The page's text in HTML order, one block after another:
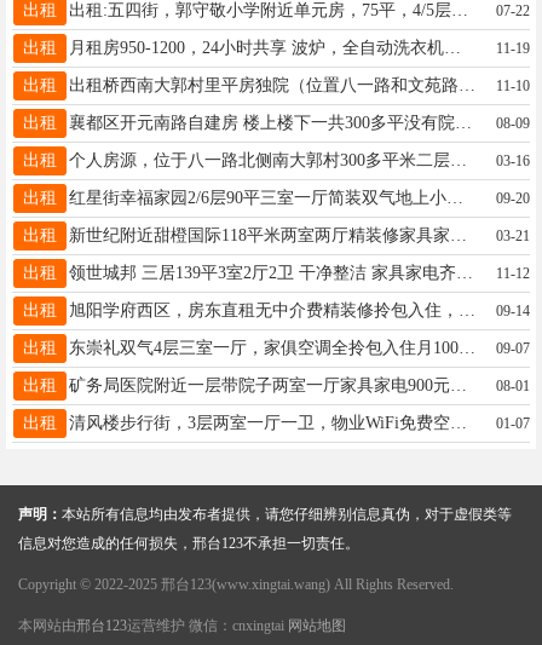
出租 出租:五四街，郭守敬小学附近单元房，75平，4/5层，家具家电齐全，拎包入住。交通便利购物方便。13303398446 07-22
出租 月租房950-1200，24小时共享 波炉，全自动洗衣机，24小时热水，免费wiff电话13231908544 11-19
出租 11-10
出租 08-09
出租 个人房源，位于八一路北侧南大郭村300多平米二层独院，采光好，出进方便，可商可住，价格面议，电话：13703198920 03-16
出租 红星街幸福家园2/6层90平三室一厅简装双气地上小房家具电器全拎包入住月租1000元18331938966 09-20
出租 03-21
出租 11-12
出租 09-14
出租 东崇礼双气4层三室一厅，家俱空调全拎包入住月1000（一年起租）短期勿扰自家房无中介费！电话：15532983153 09-07
出租 矿务局医院附近一层带院子两室一厅家具家电900元，15075972361 08-01
出租 清风楼步行街，3层两室一厅一卫，物业WiFi免费空调热水器冰箱洗衣机电视机床衣柜厨具1000/月15731909761 01-07
声明： 本站所有信息均由发布者提供，请您仔细辨别信息真伪，对于虚假类等
信息对您造成的任何损失，邢台123不承担一切责任。
Copyright © 2022-2025 邢台123(www.xingtai.wang) All Rights Reserved.
本网站由邢台123运营维护 微信：cnxingtai 网站地图